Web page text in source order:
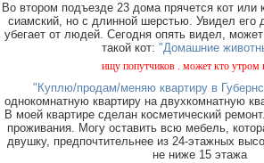
Во втором подъезде 23 дома прячется кот или
сиамский, но с длинной шерстью. Увидел его
убегает от людей. Сегодня опять видел,
такой кот: "Домашние
ищу попутчиков . может кто утром
"Куплю/продам/меняю квартиру в
однокомнатную квартиру на двухкомнатную
В моей квартире сделан косметический
проживания. Могу оставить всю мебель,
двушку, предпочтительнее из 24-этажных
не ниже 15 этажа